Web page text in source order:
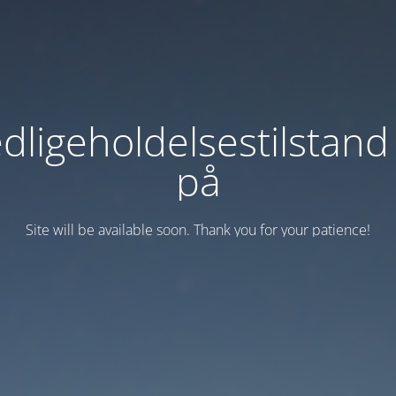
på
Site will be available soon. Thank you for your patience!